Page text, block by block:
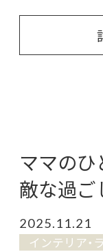
ママのひ
敵な過ご
2025.11.21
インテリア・